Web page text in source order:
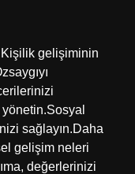
gelişiminin
sağlayın.Daha
gelişim neleri
değerlerinizi